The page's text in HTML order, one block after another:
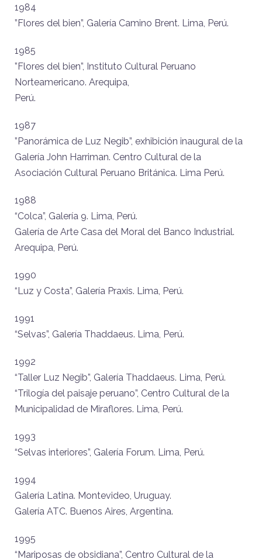
1984
”Flores del bien”, Galería Camino Brent. Lima, Perú.
1985
”Flores del bien”, Instituto Cultural Peruano
Norteamericano. Arequipa,
Perú.
1987
”Panorámica de Luz Negib”, exhibición inaugural de la
Galería John Harriman. Centro Cultural de la
Asociación Cultural Peruano Británica. Lima Perú.
1988
“Colca”, Galería 9. Lima, Perú.
Galería de Arte Casa del Moral del Banco Industrial.
Arequipa, Perú.
1990
“Luz y Costa”, Galería Praxis. Lima, Perú.
1991
“Selvas”, Galería Thaddaeus. Lima, Perú.
1992
“Taller Luz Negib”, Galería Thaddaeus. Lima, Perú.
“Trilogía del paisaje peruano”, Centro Cultural de la
Municipalidad de Miraflores. Lima, Perú.
1993
“Selvas interiores”, Galería Forum. Lima, Perú.
1994
Galería Latina. Montevideo, Uruguay.
Galería ATC. Buenos Aires, Argentina.
1995
“Mariposas de obsidiana”, Centro Cultural de la